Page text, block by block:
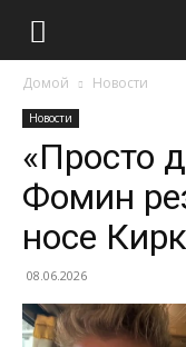
Домой Новости
Новости
«Просто
Фомин
носе
08.06.2026